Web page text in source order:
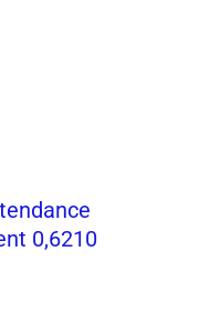
0,6210